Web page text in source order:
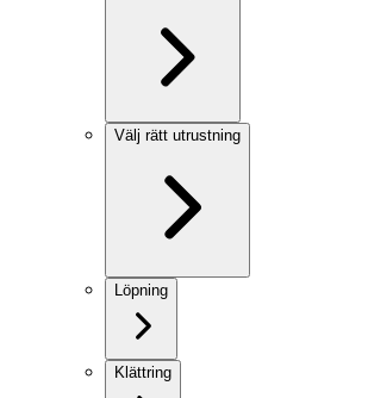
Välj rätt utrustning
Löpning
Klättring